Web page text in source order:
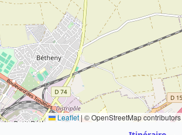
Leaflet |© OpenStreetMap contributors